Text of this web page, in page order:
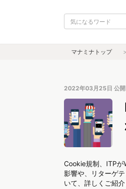
マナミナトップ
2022年03月25日 公開
Cookie規制、ITPが
影響や、リターゲ
いて、詳しくご紹介